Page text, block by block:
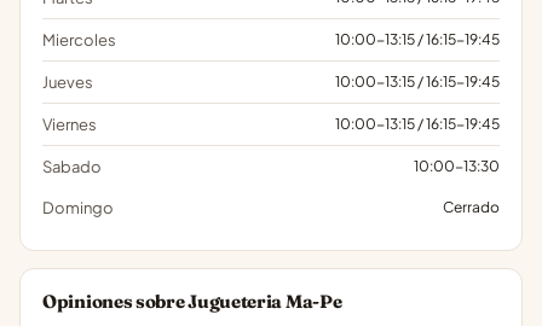
Miercoles 10:00-13:15 / 16:15-19:45
Jueves 10:00-13:15 / 16:15-19:45
Viernes 10:00-13:15 / 16:15-19:45
Sabado 10:00-13:30
Domingo Cerrado
Opiniones sobre Jugueteria Ma-Pe